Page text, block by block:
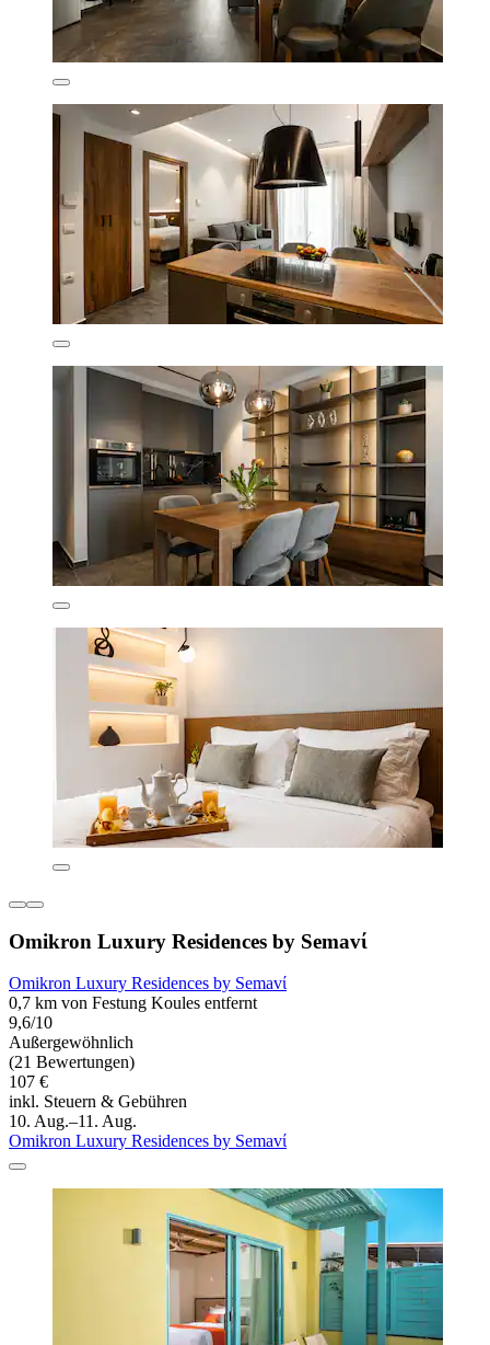
Omikron Luxury Residences by Semavί
Omikron Luxury Residences by Semavί
0,7 km von Festung Koules entfernt
9,6/10
Außergewöhnlich
(21 Bewertungen)
107 €
inkl. Steuern & Gebühren
10. Aug.–11. Aug.
Omikron Luxury Residences by Semavί